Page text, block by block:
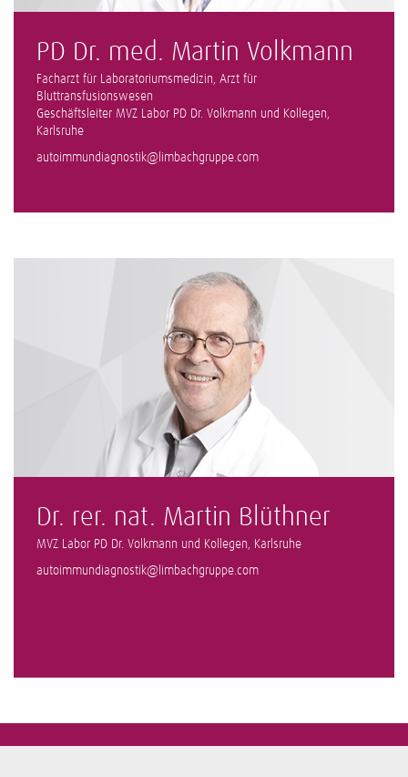
PD Dr. med. Martin Volkmann
Facharzt für Laboratoriumsmedizin, Arzt für
Bluttransfusionswesen
Geschäftsleiter MVZ Labor PD Dr. Volkmann und Kollegen,
Karlsruhe
autoimmundiagnostik@limbachgruppe.com
Dr. rer. nat. Martin Blüthner
MVZ Labor PD Dr. Volkmann und Kollegen, Karlsruhe
autoimmundiagnostik@limbachgruppe.com